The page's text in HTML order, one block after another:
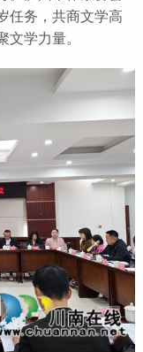
任务，共商文学高
学力量。